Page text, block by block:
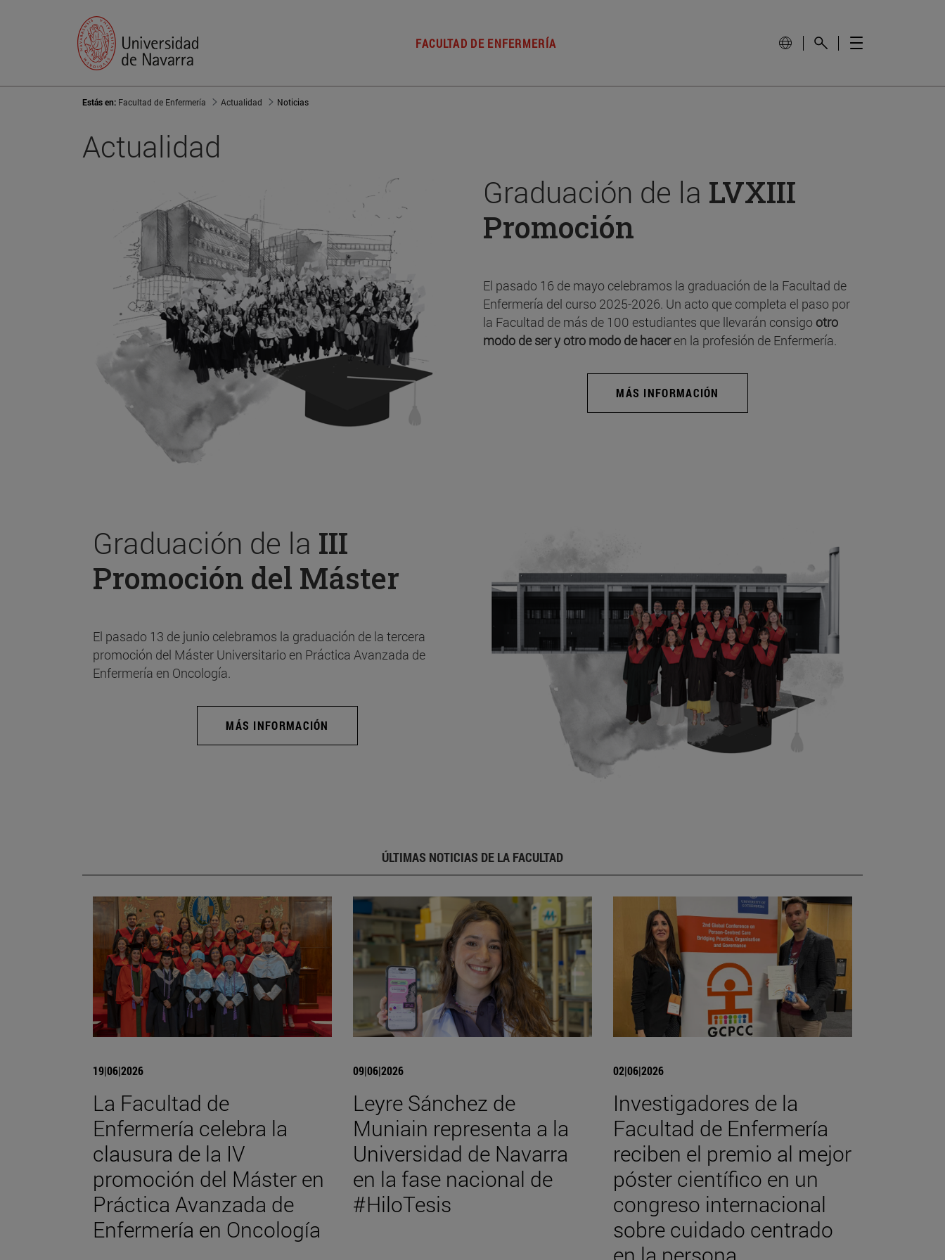
FACULTAD DE ENFERMERÍA
Estás en: Facultad de Enfermería Actualidad Noticias
Actualidad
Graduación de la LVXIII
Promoción
El pasado 16 de mayo celebramos la graduación de la Facultad de
Enfermería del curso 2025-2026. Un acto que completa el paso por
la Facultad de más de 100 estudiantes que llevarán consigo otro
modo de ser y otro modo de haceren la profesión de Enfermería.
MÁS INFORMACIÓN
Graduación de la III
Promoción del Máster
El pasado 13 de junio celebramos la graduación de la tercera
promoción del Máster Universitario en Práctica Avanzada de
Enfermería en Oncología.
MÁS INFORMACIÓN
ÚLTIMAS NOTICIAS DE LA FACULTAD
19|06|2026
La Facultad de
Enfermería celebra la
clausura de la IV
promoción del Máster en
Práctica Avanzada de
Enfermería en Oncología
09|06|2026
Leyre Sánchez de
Muniain representa a la
Universidad de Navarra
en la fase nacional de
#HiloTesis
02|06|2026
Investigadores de la
Facultad de Enfermería
reciben el premio al mejor
póster científico en un
congreso internacional
sobre cuidado centrado